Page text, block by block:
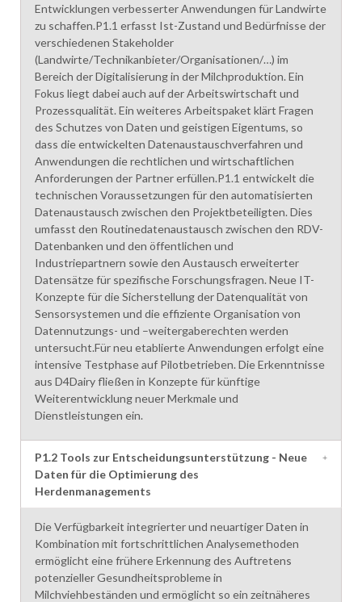
Entwicklungen verbesserter Anwendungen für Landwirte
zu schaffen.P1.1 erfasst Ist-Zustand und Bedürfnisse der
verschiedenen Stakeholder
(Landwirte/Technikanbieter/Organisationen/…) im
Bereich der Digitalisierung in der Milchproduktion. Ein
Fokus liegt dabei auch auf der Arbeitswirtschaft und
Prozessqualität. Ein weiteres Arbeitspaket klärt Fragen
des Schutzes von Daten und geistigen Eigentums, so
dass die entwickelten Datenaustauschverfahren und
Anwendungen die rechtlichen und wirtschaftlichen
Anforderungen der Partner erfüllen.P1.1 entwickelt die
technischen Voraussetzungen für den automatisierten
Datenaustausch zwischen den Projektbeteiligten. Dies
umfasst den Routinedatenaustausch zwischen den RDV-
Datenbanken und den öffentlichen und
Industriepartnern sowie den Austausch erweiterter
Datensätze für spezifische Forschungsfragen. Neue IT-
Konzepte für die Sicherstellung der Datenqualität von
Sensorsystemen und die effiziente Organisation von
Datennutzungs- und –weitergaberechten werden
untersucht.Für neu etablierte Anwendungen erfolgt eine
intensive Testphase auf Pilotbetrieben. Die Erkenntnisse
aus D4Dairy fließen in Konzepte für künftige
Weiterentwicklung neuer Merkmale und
Dienstleistungen ein.
P1.2 Tools zur Entscheidungsunterstützung - Neue
Daten für die Optimierung des
Herdenmanagements
Die Verfügbarkeit integrierter und neuartiger Daten in
Kombination mit fortschrittlichen Analysemethoden
ermöglicht eine frühere Erkennung des Auftretens
potenzieller Gesundheitsprobleme in
Milchviehbeständen und ermöglicht so ein zeitnäheres